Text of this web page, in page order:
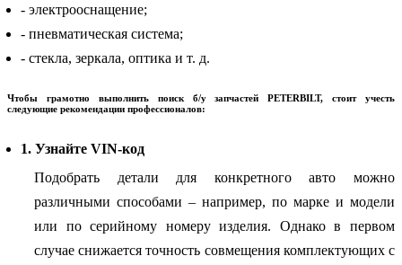
- электрооснащение;
- пневматическая система;
- стекла, зеркала, оптика и т. д.
Чтобы грамотно выполнить поиск б/у запчастей PETERBILT, стоит учесть
следующие рекомендации профессионалов:
1. Узнайте VIN-код
Подобрать детали для конкретного авто можно
различными способами – например, по марке и модели
или по серийному номеру изделия. Однако в первом
случае снижается точность совмещения комплектующих с